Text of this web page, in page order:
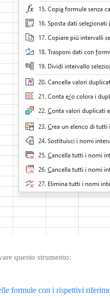
questo strumento:
formule con i rispettivi